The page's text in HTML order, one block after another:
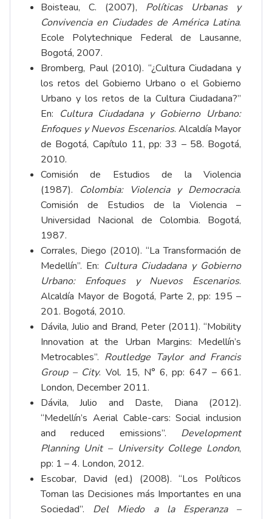
Boisteau, C. (2007), Políticas Urbanas y
Convivencia en Ciudades de América Latina.
Ecole Polytechnique Federal de Lausanne,
Bogotá, 2007.
Bromberg, Paul (2010). “¿Cultura Ciudadana y
los retos del Gobierno Urbano o el Gobierno
Urbano y los retos de la Cultura Ciudadana?”
En: Cultura Ciudadana y Gobierno Urbano:
Enfoques y Nuevos Escenarios. Alcaldía Mayor
de Bogotá, Capítulo 11, pp: 33 – 58. Bogotá,
2010.
Comisión de Estudios de la Violencia
(1987). Colombia: Violencia y Democracia.
Comisión de Estudios de la Violencia –
Universidad Nacional de Colombia. Bogotá,
1987.
Corrales, Diego (2010). “La Transformación de
Medellín”. En: Cultura Ciudadana y Gobierno
Urbano: Enfoques y Nuevos Escenarios.
Alcaldía Mayor de Bogotá, Parte 2, pp: 195 –
201. Bogotá, 2010.
Dávila, Julio and Brand, Peter (2011). “Mobility
Innovation at the Urban Margins: Medellín’s
Metrocables”. Routledge Taylor and Francis
Group – City. Vol. 15, N° 6, pp: 647 – 661.
London, December 2011.
Dávila, Julio and Daste, Diana (2012).
“Medellín’s Aerial Cable-cars: Social inclusion
and reduced emissions”. Development
Planning Unit – University College London,
pp: 1 – 4. London, 2012.
Escobar, David (ed.) (2008). “Los Políticos
Toman las Decisiones más Importantes en una
Sociedad”. Del Miedo a la Esperanza –